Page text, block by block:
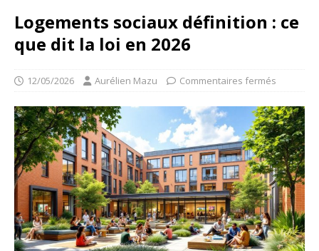
Logements sociaux définition : ce
que dit la loi en 2026
12/05/2026 Aurélien Mazu Commentaires fermés